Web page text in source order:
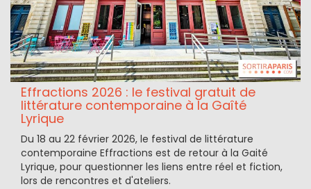
Effractions 2026 : le festival gratuit de
littérature contemporaine à la Gaîté
Lyrique
Du 18 au 22 février 2026, le festival de littérature
contemporaine Effractions est de retour à la Gaité
Lyrique, pour questionner les liens entre réel et fiction,
lors de rencontres et d'ateliers.